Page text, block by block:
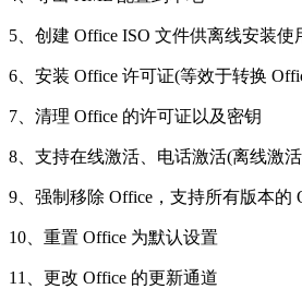
5、创建 Office ISO 文件供离线安装使
6、安装 Office 许可证(等效于转换
7、清理 Office 的许可证以及密钥
8、支持在线激活、电话激活(离线激
9、强制移除 Office，支持所有版本的
10、重置 Office 为默认设置
11、更改 Office 的更新通道